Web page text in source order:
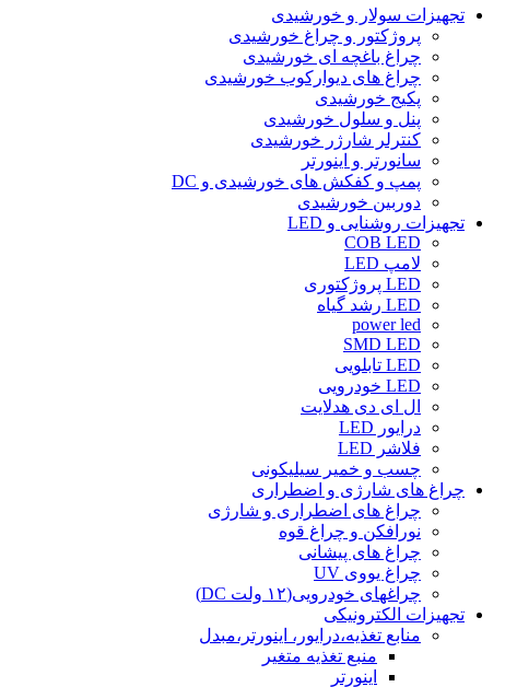
تجهیزات سولار و خورشیدی
پروژکتور و چراغ خورشیدی
چراغ باغچه ای خورشیدی
چراغ های دیوارکوب خورشیدی
پکیج خورشیدی
پنل و سلول خورشیدی
کنترلر شارژر خورشیدی
سانورتر و اینورتر
پمپ و کفکش های خورشیدی و DC
دوربین خورشیدی
تجهیزات روشنایی و LED
COB LED
لامپ LED
LED پروژکتوری
LED رشد گیاه
power led
SMD LED
LED تابلویی
LED خودرویی
ال ای دی هدلایت
درایور LED
فلاشر LED
چسب و خمیر سیلیکونی
چراغ های شارژی و اضطراری
چراغ های اضطراری و شارژی
نورافکن و چراغ قوه
چراغ های پیشانی
چراغ یووی UV
چراغهای خودرویی(۱۲ ولت DC)
تجهیزات الکترونیکی
منابع تغذیه،درایور، اینورتر،مبدل
منبع تغذیه متغیر
اینورتر